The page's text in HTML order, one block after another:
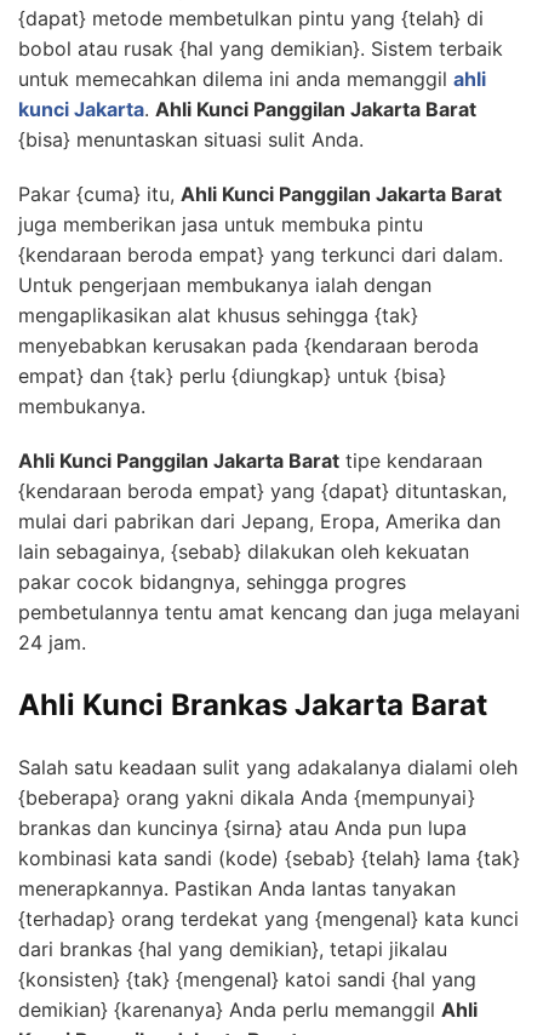
{dapat} metode membetulkan pintu yang {telah} di
bobol atau rusak {hal yang demikian}. Sistem terbaik
untuk memecahkan dilema ini anda memanggil ahli
kunci Jakarta. Ahli Kunci Panggilan Jakarta Barat
{bisa} menuntaskan situasi sulit Anda.
Pakar {cuma} itu, Ahli Kunci Panggilan Jakarta Barat
juga memberikan jasa untuk membuka pintu
{kendaraan beroda empat} yang terkunci dari dalam.
Untuk pengerjaan membukanya ialah dengan
mengaplikasikan alat khusus sehingga {tak}
menyebabkan kerusakan pada {kendaraan beroda
empat} dan {tak} perlu {diungkap} untuk {bisa}
membukanya.
Ahli Kunci Panggilan Jakarta Barat tipe kendaraan
{kendaraan beroda empat} yang {dapat} dituntaskan,
mulai dari pabrikan dari Jepang, Eropa, Amerika dan
lain sebagainya, {sebab} dilakukan oleh kekuatan
pakar cocok bidangnya, sehingga progres
pembetulannya tentu amat kencang dan juga melayani
24 jam.
Ahli Kunci Brankas Jakarta Barat
Salah satu keadaan sulit yang adakalanya dialami oleh
{beberapa} orang yakni dikala Anda {mempunyai}
brankas dan kuncinya {sirna} atau Anda pun lupa
kombinasi kata sandi (kode) {sebab} {telah} lama {tak}
menerapkannya. Pastikan Anda lantas tanyakan
{terhadap} orang terdekat yang {mengenal} kata kunci
dari brankas {hal yang demikian}, tetapi jikalau
{konsisten} {tak} {mengenal} katoi sandi {hal yang
demikian} {karenanya} Anda perlu memanggil Ahli